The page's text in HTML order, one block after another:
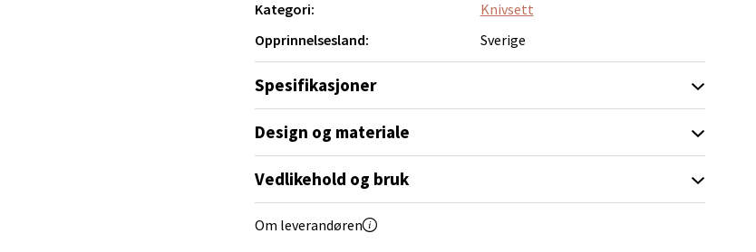
Kategori:
Knivsett
Opprinnelsesland:
Sverige
Spesifikasjoner
Design og materiale
Vedlikehold og bruk
Om leverandøren